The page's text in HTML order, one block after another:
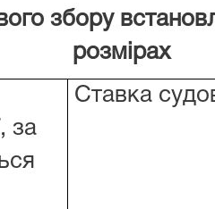
збору
розмірах
за
Ставка